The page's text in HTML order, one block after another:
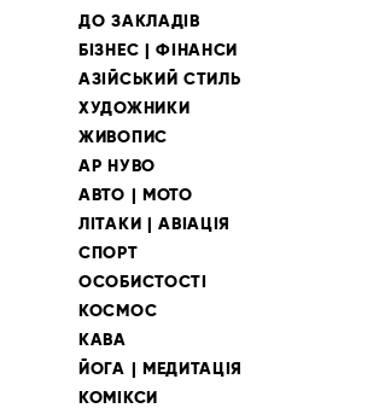
ДО ЗАКЛАДІВ
БІЗНЕС | ФІНАНСИ
АЗІЙСЬКИЙ СТИЛЬ
ХУДОЖНИКИ
ЖИВОПИС
АР НУВО
АВТО | МОТО
ЛІТАКИ | АВІАЦІЯ
СПОРТ
ОСОБИСТОСТІ
КОСМОС
КАВА
ЙОГА | МЕДИТАЦІЯ
КОМІКСИ